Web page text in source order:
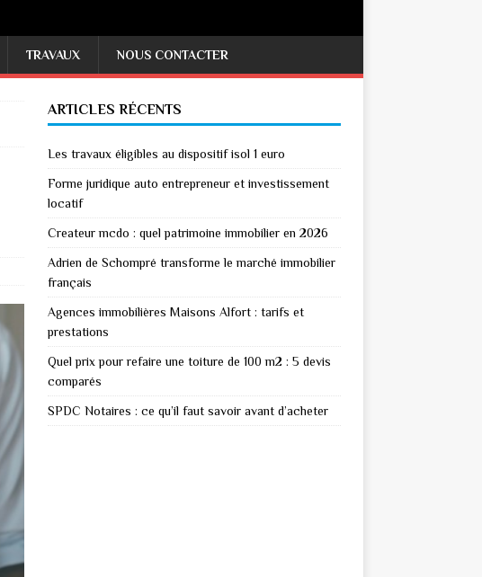
TRAVAUX NOUS CONTACTER
ARTICLES RÉCENTS
Les travaux éligibles au dispositif isol 1 euro
Forme juridique auto entrepreneur et investissement
locatif
Createur mcdo : quel patrimoine immobilier en 2026
Adrien de Schompré transforme le marché immobilier
français
Agences immobilières Maisons Alfort : tarifs et
prestations
Quel prix pour refaire une toiture de 100 m2 : 5 devis
comparés
SPDC Notaires : ce qu’il faut savoir avant d’acheter